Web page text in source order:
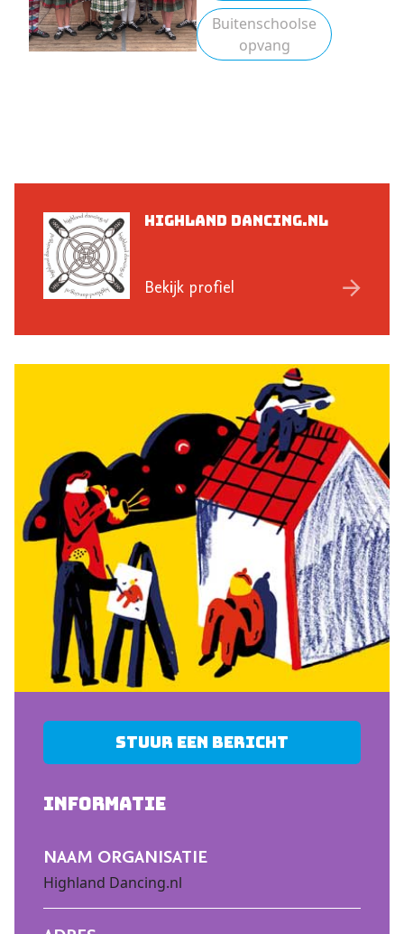
Buitenschoolse
opvang
Highland Dancing.nl
Bekijk profiel
Stuur een bericht
INFORMATIE
NAAM ORGANISATIE
Highland Dancing.nl